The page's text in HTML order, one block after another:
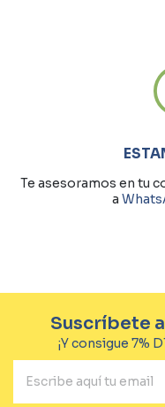
Te asesoramos en tu
a
Suscríbete
¡Y consigue 7%